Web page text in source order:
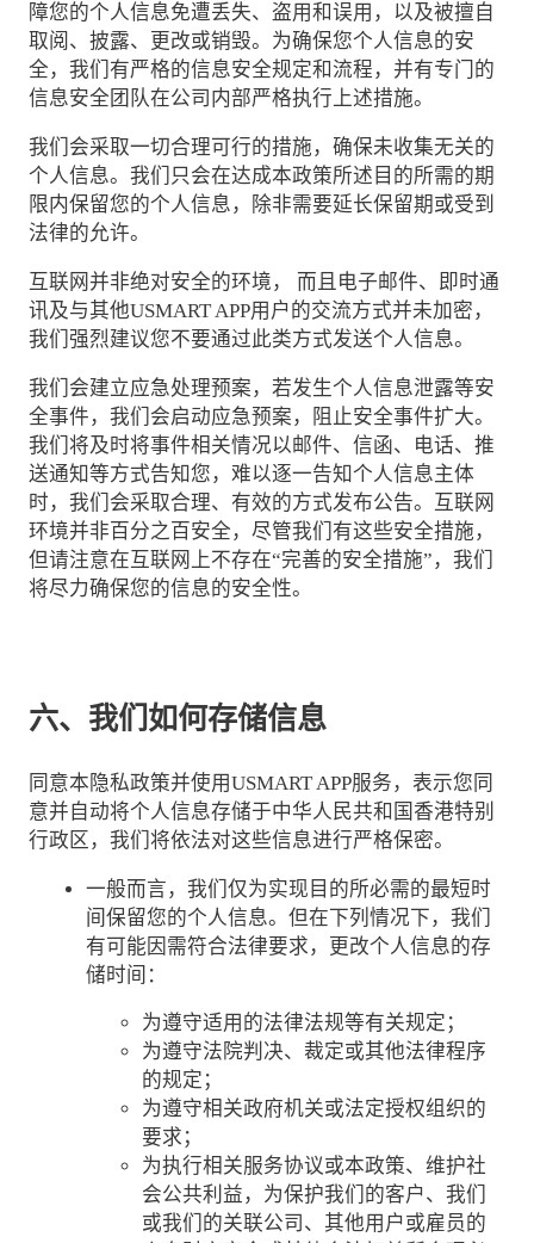
障您的个人信息免遭丢失、盗用和误用，以及被擅自
取阅、披露、更改或销毁。为确保您个人信息的安
全，我们有严格的信息安全规定和流程，并有专门的
信息安全团队在公司内部严格执行上述措施。
我们会采取一切合理可行的措施，确保未收集无关的
个人信息。我们只会在达成本政策所述目的所需的期
限内保留您的个人信息，除非需要延长保留期或受到
法律的允许。
互联网并非绝对安全的环境， 而且电子邮件、即时通
讯及与其他USMART APP用户的交流方式并未加密，
我们强烈建议您不要通过此类方式发送个人信息。
我们会建立应急处理预案，若发生个人信息泄露等安
全事件，我们会启动应急预案，阻止安全事件扩大。
我们将及时将事件相关情况以邮件、信函、电话、推
送通知等方式告知您，难以逐一告知个人信息主体
时，我们会采取合理、有效的方式发布公告。互联网
环境并非百分之百安全，尽管我们有这些安全措施，
但请注意在互联网上不存在“完善的安全措施”，我们
将尽力确保您的信息的安全性。
六、我们如何存储信息
同意本隐私政策并使用USMART APP服务，表示您同
意并自动将个人信息存储于中华人民共和国香港特别
行政区，我们将依法对这些信息进行严格保密。
一般而言，我们仅为实现目的所必需的最短时
间保留您的个人信息。但在下列情况下，我们
有可能因需符合法律要求，更改个人信息的存
储时间：
为遵守适用的法律法规等有关规定；
为遵守法院判决、裁定或其他法律程序
的规定；
为遵守相关政府机关或法定授权组织的
要求；
为执行相关服务协议或本政策、维护社
会公共利益，为保护我们的客户、我们
或我们的关联公司、其他用户或雇员的